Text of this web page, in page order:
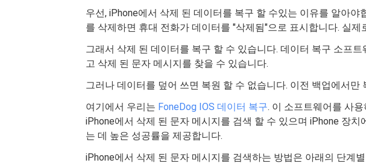
우선, iPhone에서 삭제 된 데이터를 복구 할 수있는 이유를 알아야
를 삭제하면 휴대 전화가 데이터를 "삭제됨"으로 표시합니다. 실
그래서 삭제 된 데이터를 복구 할 수 있습니다. 데이터 복구 소프
고 삭제 된 문자 메시지를 찾을 수 있습니다.
그러나 데이터를 덮어 쓰면 복원 할 수 없습니다. 이전 백업에서만
여기에서 우리는 FoneDog IOS 데이터 복구. 이 소프트웨어를 사
iPhone에서 삭제 된 문자 메시지를 검색 할 수 있으며 iPhone 장
는 데 높은 성공률을 제공합니다.
iPhone에서 삭제 된 문자 메시지를 검색하는 방법은 아래의 단계